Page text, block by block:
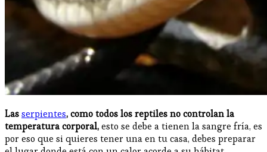
Lasserpientes, como todos los reptiles no controlan la
temperatura corporal,esto se debe a tienen la sangre fría, es
por eso que si quieres tener una en tu casa, debes preparar